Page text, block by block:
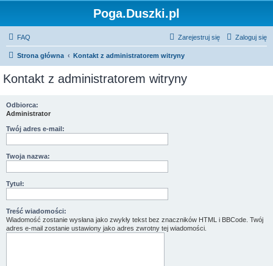
Poga.Duszki.pl
FAQ Zaloguj się
Zarejestruj się
Strona główna Kontakt z administratorem witryny
Kontakt z administratorem witryny
Odbiorca:
Administrator
Twój adres e-mail:
Twoja nazwa:
Tytuł:
Treść wiadomości:
Wiadomość zostanie wysłana jako zwykły tekst bez znaczników HTML i BBCode. Twój
adres e-mail zostanie ustawiony jako adres zwrotny tej wiadomości.